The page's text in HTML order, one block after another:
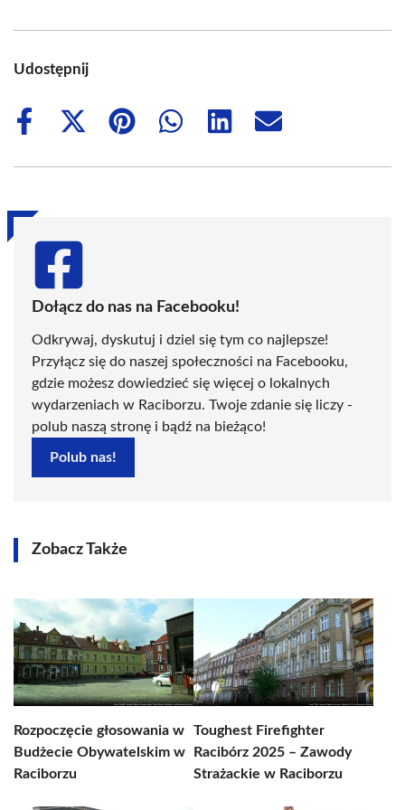
Udostępnij
Share
Share
(Twitter)
Share
Share
Share
Share
Dołącz do nas na Facebooku!
Odkrywaj, dyskutuj i dziel się tym co najlepsze!
Przyłącz się do naszej społeczności na Facebooku,
gdzie możesz dowiedzieć się więcej o lokalnych
wydarzeniach w Raciborzu. Twoje zdanie się liczy -
polub naszą stronę i bądź na bieżąco!
Polub nas!
Zobacz Także
Rozpoczęcie głosowania w
Budżecie Obywatelskim w
Raciborzu
Toughest Firefighter
Racibórz 2025 – Zawody
Strażackie w Raciborzu